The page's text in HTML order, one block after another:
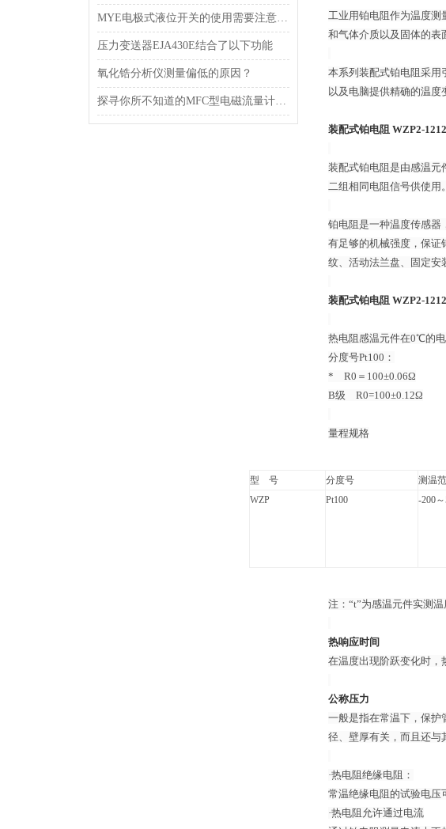
MYE电极式液位开关的使用需要注意些什么？
压力变送器EJA430E结合了以下功能
氧化锆分析仪测量偏低的原因？
探寻你所不知道的MFC型电磁流量计的测量原理
工业用铂电阻作为温度
和气体介质以及固体的表
本系列装配式铂电阻采用
以及电脑提供精确的温度
装配式铂电阻 WZP2-
装配式铂电阻是由感温元
二组相同电阻信号供使用。
铂电阻是一种温度传感器
有足够的机械强度，保证
纹、活动法兰盘、固定安
装配式铂电阻 WZP2-
热电阻感温元件在0℃的电
分度号Pt100：
* R0＝100±0.06Ω
B级 R0=100±0.12Ω
量程规格
型 号 分度号 测温
WZP
Pt100 -200
注：“t”为感温元件实测温
热响应时间
在温度出现阶跃变化时，
公称压力
一般是指在常温下，保护
径、壁厚有关，而且还与
·热电阻绝缘电阻：
常温绝缘电阻的试验电压
·热电阻允许通过电流